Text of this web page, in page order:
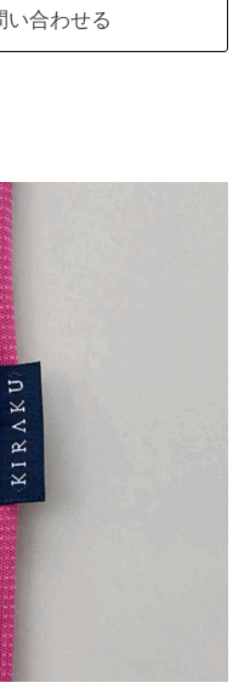
い合わせる